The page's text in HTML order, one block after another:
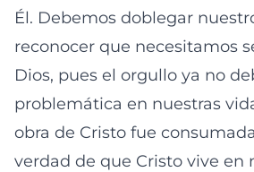
Él. Debemos doblegar
reconocer que necesitamos
Dios, pues el orgullo ya no
problemática en nuestras
obra de Cristo fue
verdad de que Cristo vive en